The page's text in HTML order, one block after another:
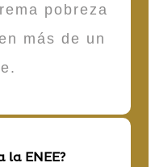
pobreza
más de un
la ENEE?